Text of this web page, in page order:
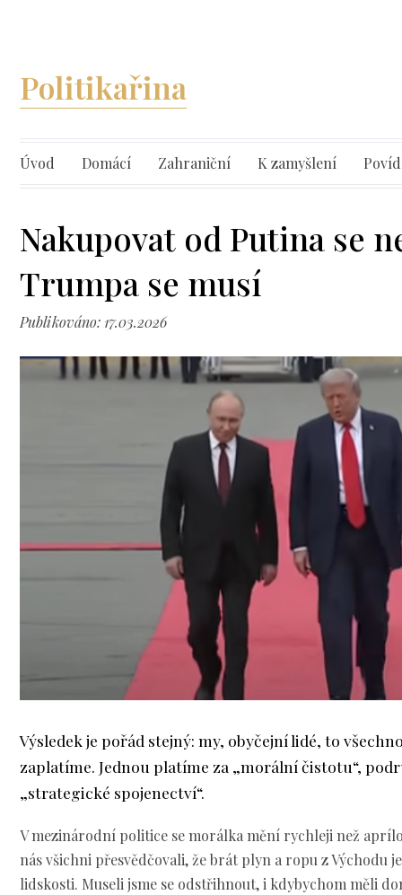
Politikařina
Úvod Domácí Zahraniční K zamyšlení
Nakupovat od Putina se
Trumpa se musí
Publikováno: 17.03.2026
Výsledek je pořád stejný: my, obyčejní lidé, to
zaplatíme. Jednou platíme za „morální čistotu“,
„strategické spojenectví“.
V mezinárodní politice se morálka mění rychleji než
nás všichni přesvědčovali, že brát plyn a ropu z Východu
lidskosti. Museli jsme se odstřihnout, i kdybychom měli